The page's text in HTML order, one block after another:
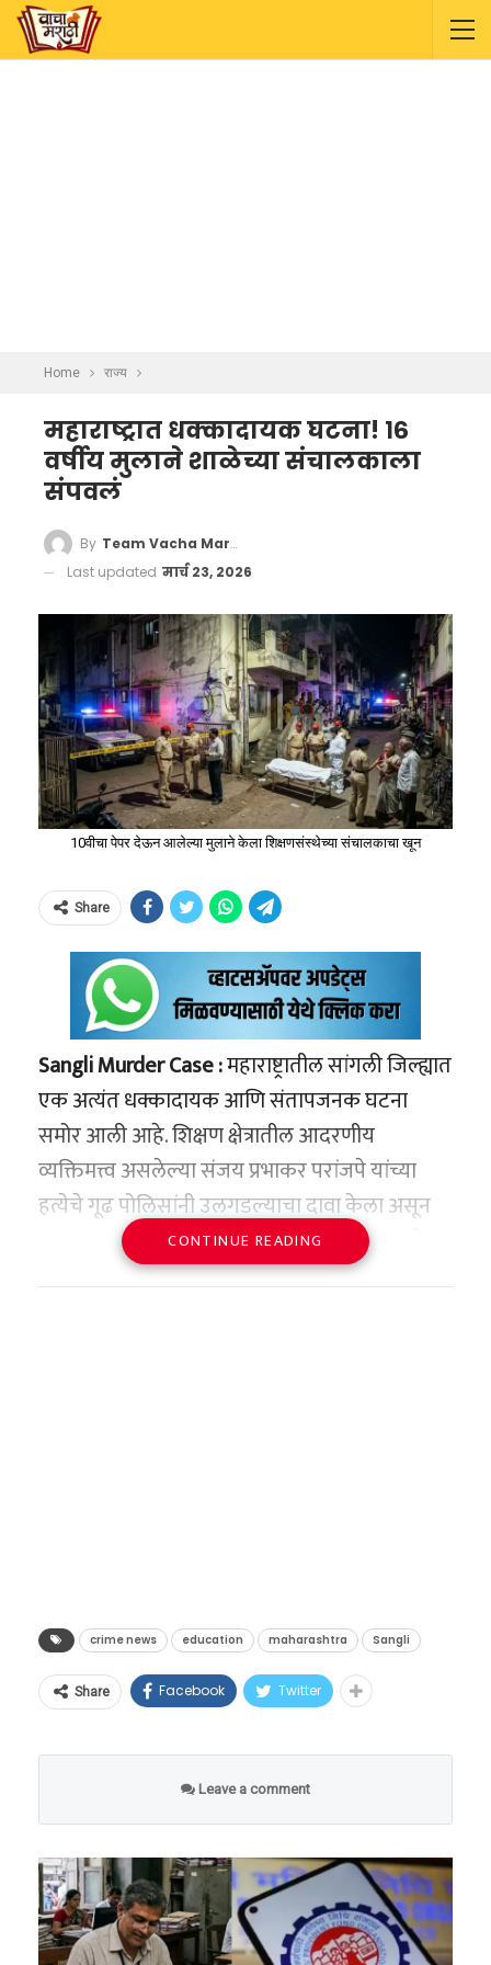
Home राज्य
महाराष्ट्रात धक्कादायक घटना! १६
वर्षीय मुलाने शाळेच्या संचालकाला
संपवलं
By Team Vacha Marathi
Last updated मार्च 23, 2026
10वीचा पेपर देऊन आलेल्या मुलाने केला शिक्षणसंस्थेच्या संचालकाचा खून
Share
Sangli Murder Case :महाराष्ट्रातील सांगली जिल्ह्यात
एक अत्यंत धक्कादायक आणि संतापजनक घटना
समोर आली आहे. शिक्षण क्षेत्रातील आदरणीय
व्यक्तिमत्त्व असलेल्या संजय प्रभाकर परांजपे यांच्या
हत्येचे गूढ पोलिसांनी उलगडल्याचा दावा केला असून
या प्रकरणात 16 वर्षीय मुलाला ताब्यात घेण्यात आले
आहे. पोलिसांच्या माहितीनुसार, या मुलाने 18 मार्च रोजी
याच गोष्टीचा राग मनात धरून मुलाने संतापाच्या भरात
CONTINUE READING
crime news education maharashtra Sangli
Share Facebook Twitter
Leave a comment